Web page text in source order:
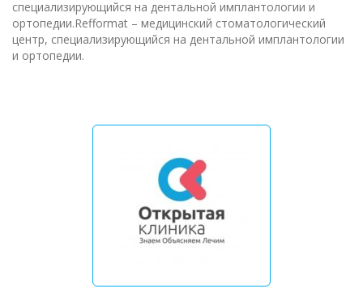
специализирующийся на дентальной имплантологии и
ортопедии.Refformat – медицинский стоматологический
центр, специализирующийся на дентальной имплантологии
и ортопедии.